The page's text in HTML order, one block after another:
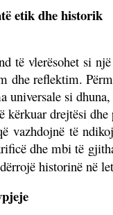
etik dhe historik
të vlerësohet si
reflektim.
universale si
kërkuar drejtësi
vazhdojnë të
dhe mbi të
historinë në